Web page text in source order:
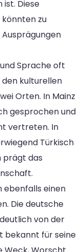
Diese
zu
Sprache oft
kulturellen
Orten. In Mainz
gesprochen und
vertreten. In
Türkisch
prägt das
ebenfalls einen
Die deutsche
von der
bekannt für seine